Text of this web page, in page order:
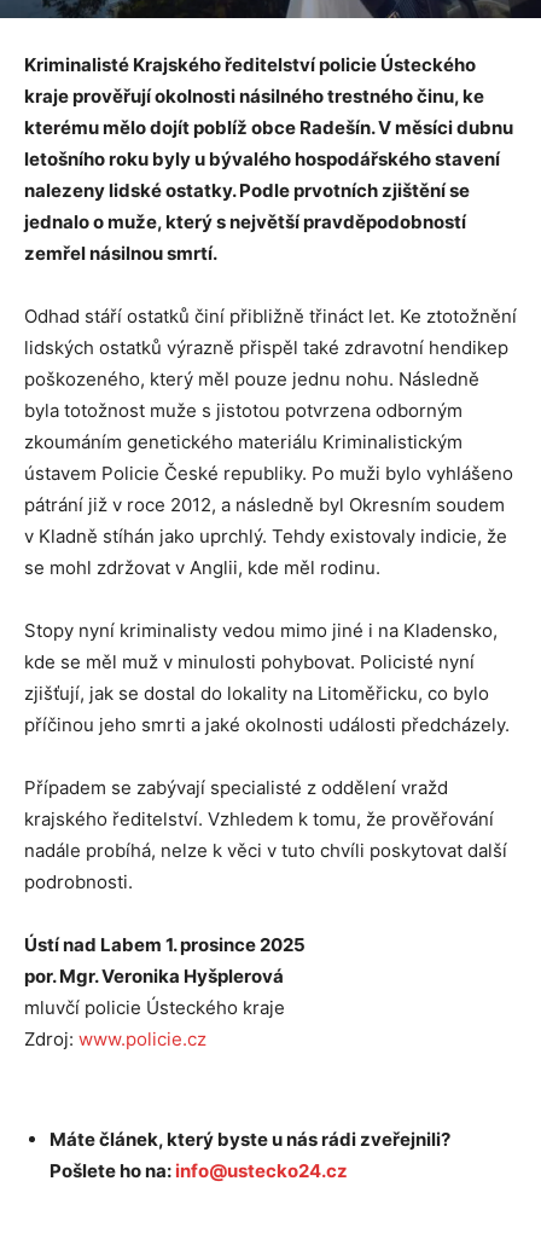
Kriminalisté Krajského ředitelství policie Ústeckého
kraje prověřují okolnosti násilného trestného činu, ke
kterému mělo dojít poblíž obce Radešín. V měsíci dubnu
letošního roku byly u bývalého hospodářského stavení
nalezeny lidské ostatky. Podle prvotních zjištění se
jednalo o muže, který s největší pravděpodobností
zemřel násilnou smrtí.
Odhad stáří ostatků činí přibližně třináct let. Ke ztotožnění
lidských ostatků výrazně přispěl také zdravotní hendikep
poškozeného, který měl pouze jednu nohu. Následně
byla totožnost muže s jistotou potvrzena odborným
zkoumáním genetického materiálu Kriminalistickým
ústavem Policie České republiky. Po muži bylo vyhlášeno
pátrání již v roce 2012, a následně byl Okresním soudem
v Kladně stíhán jako uprchlý. Tehdy existovaly indicie, že
se mohl zdržovat v Anglii, kde měl rodinu.
Stopy nyní kriminalisty vedou mimo jiné i na Kladensko,
kde se měl muž v minulosti pohybovat. Policisté nyní
zjišťují, jak se dostal do lokality na Litoměřicku, co bylo
příčinou jeho smrti a jaké okolnosti události předcházely.
Případem se zabývají specialisté z oddělení vražd
krajského ředitelství. Vzhledem k tomu, že prověřování
nadále probíhá, nelze k věci v tuto chvíli poskytovat další
podrobnosti.
Ústí nad Labem 1. prosince 2025
por. Mgr. Veronika Hyšplerová
mluvčí policie Ústeckého kraje
Zdroj: www.policie.cz
Máte článek, který byste u nás rádi zveřejnili?
Pošlete ho na: info@ustecko24.cz